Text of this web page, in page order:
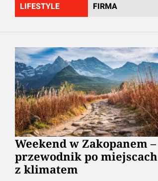
LIFESTYLE FIRMA
Weekend w Zakopanem –
przewodnik po miejscach
z klimatem